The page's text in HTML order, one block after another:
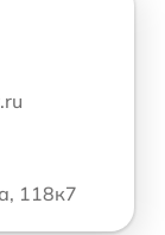
118к7